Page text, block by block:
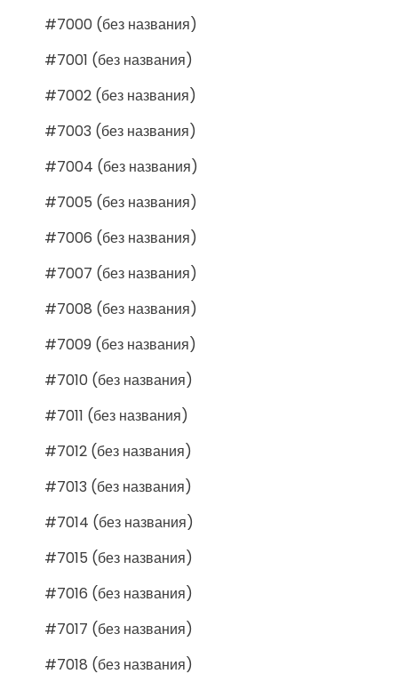
#7000 (без названия)
#7001 (без названия)
#7002 (без названия)
#7003 (без названия)
#7004 (без названия)
#7005 (без названия)
#7006 (без названия)
#7007 (без названия)
#7008 (без названия)
#7009 (без названия)
#7010 (без названия)
#7011 (без названия)
#7012 (без названия)
#7013 (без названия)
#7014 (без названия)
#7015 (без названия)
#7016 (без названия)
#7017 (без названия)
#7018 (без названия)